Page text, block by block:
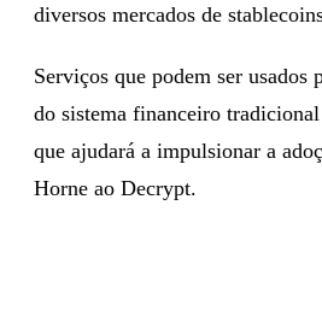
diversos mercados de
Serviços que podem ser usados
do sistema financeiro
que ajudará a impulsionar a
Horne ao Decrypt.